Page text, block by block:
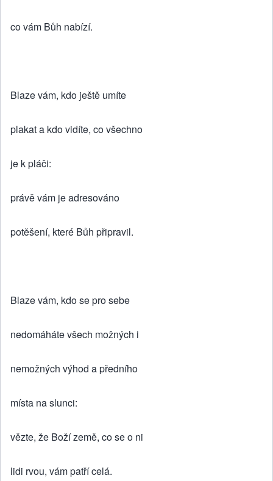
co vám Bůh nabízí.
Blaze vám, kdo ještě umíte
plakat a kdo vidíte, co všechno
je k pláči:
právě vám je adresováno
potěšení, které Bůh připravil.
Blaze vám, kdo se pro sebe
nedomáháte všech možných i
nemožných výhod a předního
místa na slunci:
vězte, že Boží země, co se o ni
lidi rvou, vám patří celá.